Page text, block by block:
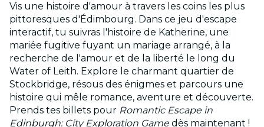
Vis une histoire d'amour à travers les coins les plus
pittoresques d'Édimbourg. Dans ce jeu d'escape
interactif, tu suivras l'histoire de Katherine, une
mariée fugitive fuyant un mariage arrangé, à la
recherche de l'amour et de la liberté le long du
Water of Leith. Explore le charmant quartier de
Stockbridge, résous des énigmes et parcours une
histoire qui mêle romance, aventure et découverte.
Prends tes billets pour Romantic Escape in
Edinburgh: City Exploration Gamedès maintenant !